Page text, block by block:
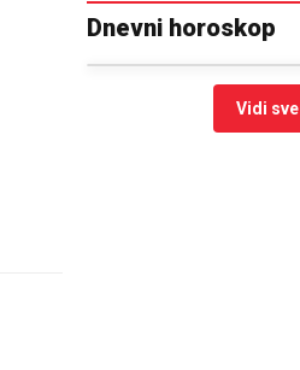
Dnevni horoskop
Vidi sve